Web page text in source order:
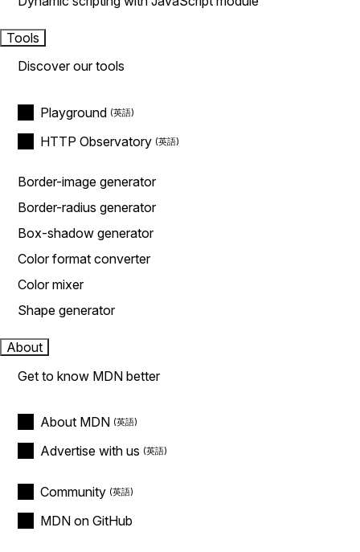
Tools
Discover our tools
Playground
HTTP Observatory
Border-image generator
Border-radius generator
Box-shadow generator
Color format converter
Color mixer
Shape generator
About
Get to know MDN better
About MDN
Advertise with us
Community
MDN on GitHub